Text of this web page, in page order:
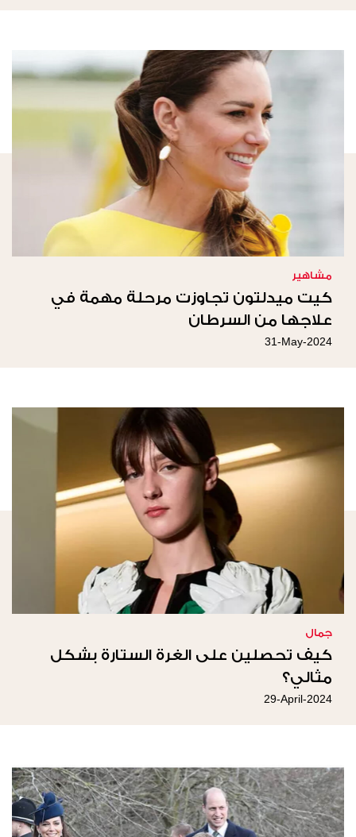
مشاهير
كيت ميدلتون تجاوزت مرحلة مهمة في
علاجها من السرطان
31-May-2024
جمال
كيف تحصلين على الغرة الستارة بشكل
مثالي؟
29-April-2024